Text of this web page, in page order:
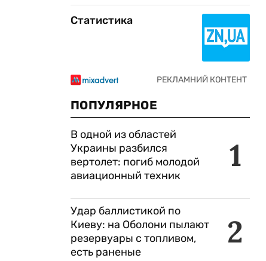
Статистика
ПОПУЛЯРНОЕ
1
В одной из областей
Украины разбился
вертолет: погиб молодой
авиационный техник
2
Удар баллистикой по
Киеву: на Оболони пылают
резервуары с топливом,
есть раненые